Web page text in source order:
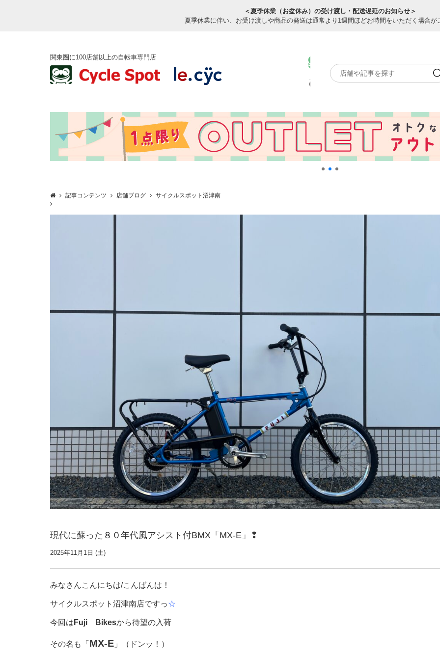
＜夏季休業（お盆休み）の受け渡し・配送遅延のお知らせ＞
夏季休業に伴い、お受け渡しや商品の発送は通常より1週間ほどお時間をいただく場合が
関東圏に100店舗以上の自転車専門店
記事コンテンツ 店舗ブログ サイクルスポット沼津南
現代に蘇った８０年代風アシスト付BMX「MX-E」❢
2025年11月1日 (土)
みなさんこんにちは/こんばんは！
サイクルスポット沼津南店ですっ☆
今回は Fuji Bikesから待望の入荷
その名も「 MX-E 」（ドンッ！）